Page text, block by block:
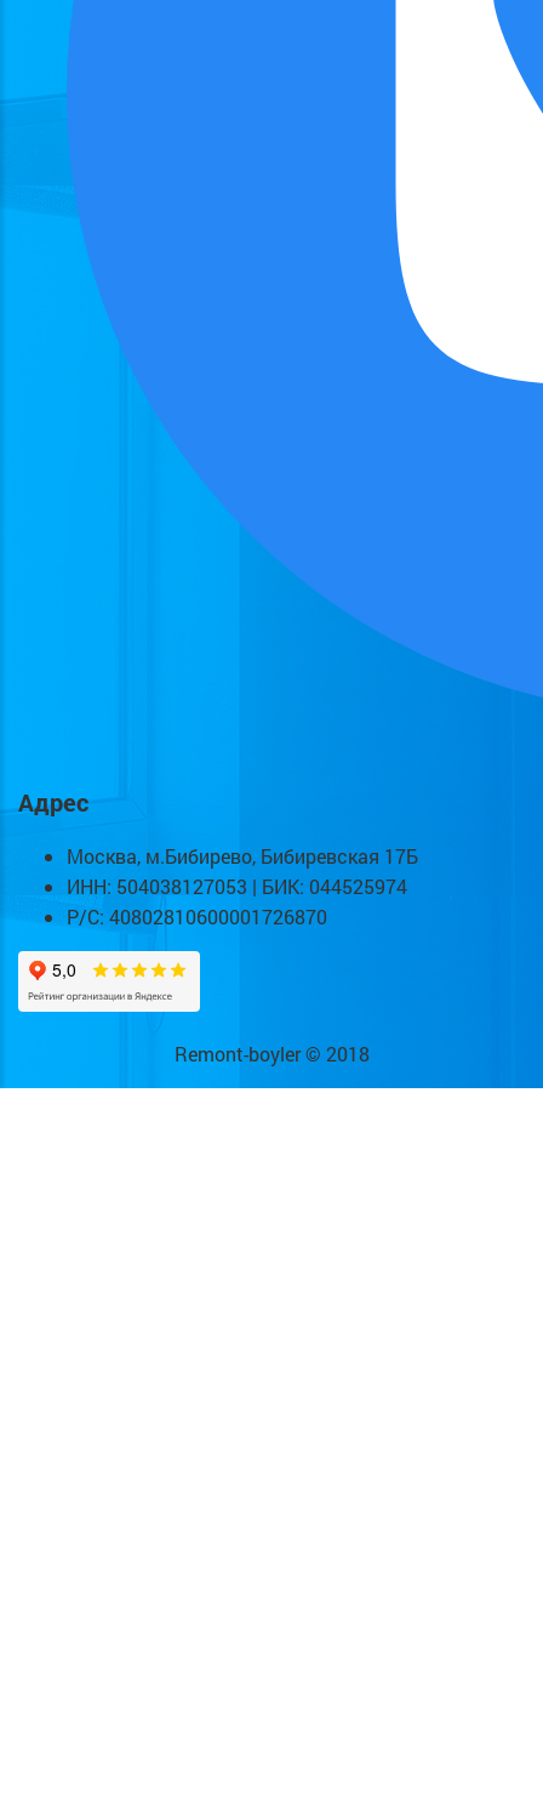
Адрес
Москва, м.Бибирево, Бибиревская 17Б
ИНН: 504038127053 | БИК: 044525974
Р/С: 40802810600001726870
Remont-boyler © 2018